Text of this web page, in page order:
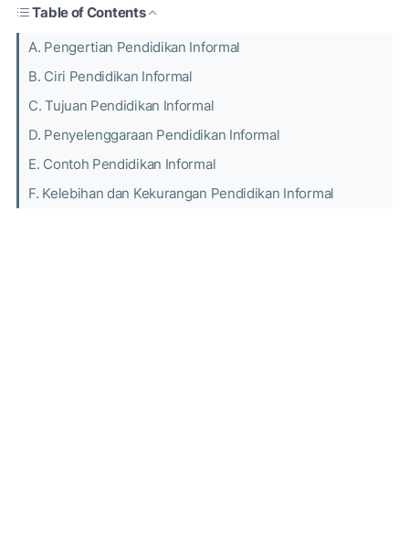
Table of Contents
A. Pengertian Pendidikan Informal
B. Ciri Pendidikan Informal
C. Tujuan Pendidikan Informal
D. Penyelenggaraan Pendidikan Informal
E. Contoh Pendidikan Informal
F. Kelebihan dan Kekurangan Pendidikan Informal